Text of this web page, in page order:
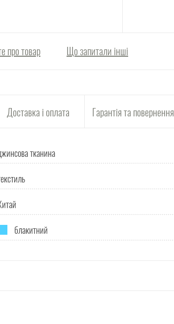
про товар Що запитали інші
Доставка і оплата Гарантія та повернення
тканина
блакитний